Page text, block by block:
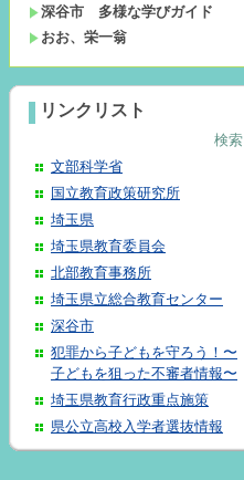
深谷市 多様な学びガイド
おお、栄一翁
リンクリスト
検索
文部科学省
国立教育政策研究所
埼玉県
埼玉県教育委員会
北部教育事務所
埼玉県立総合教育センター
深谷市
犯罪から子どもを守ろう！〜
子どもを狙った不審者情報〜
埼玉県教育行政重点施策
県公立高校入学者選抜情報